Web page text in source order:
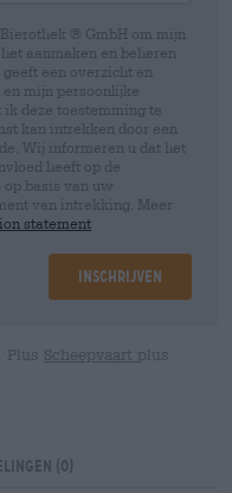
® GmbH om mijn
aanmaken en beheren
een overzicht en
mijn persoonlijke
ik deze toestemming te
kan intrekken door een
Wij informeren u dat het
heeft op de
basis van uw
van intrekking. Meer
statement
Inschrijven
Plus Scheepvaart plus
(0)